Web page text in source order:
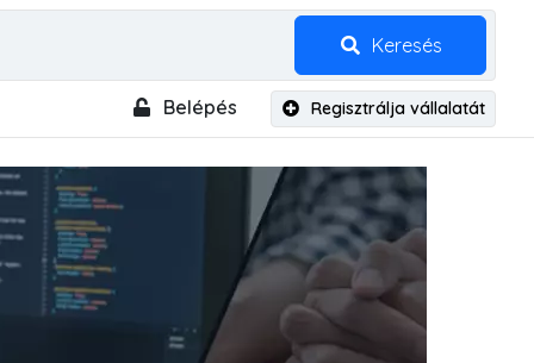
Keresés
Belépés Regisztrálja vállalatát